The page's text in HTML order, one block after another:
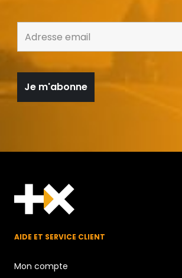
AIDE ET SERVICE CLIENT
Mon compte